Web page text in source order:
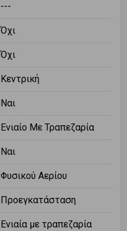
---
Όχι
Όχι
Κεντρική
Ναι
Ενιαίο Με Τραπεζαρία
Ναι
Φυσικού Αερίου
Προεγκατάσταση
Ενιαία με τραπεζαρία